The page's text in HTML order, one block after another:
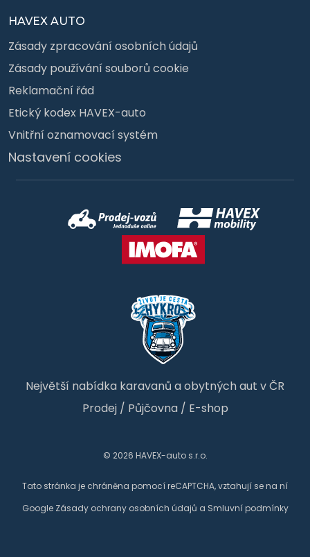
HAVEX AUTO
Zásady zpracování osobních údajů
Zásady používání souborů cookie
Reklamační řád
Etický kodex HAVEX-auto
Vnitřní oznamovací systém
Nastavení cookies
Největší nabídka karavanů a obytných aut v ČR
Prodej/ Půjčovna/ E-shop
© 2026 HAVEX-auto s.r.o.
Tato stránka je chráněna pomocí reCAPTCHA, vztahují se na ní
Google Zásady ochrany osobních údajů a Smluvní podmínky